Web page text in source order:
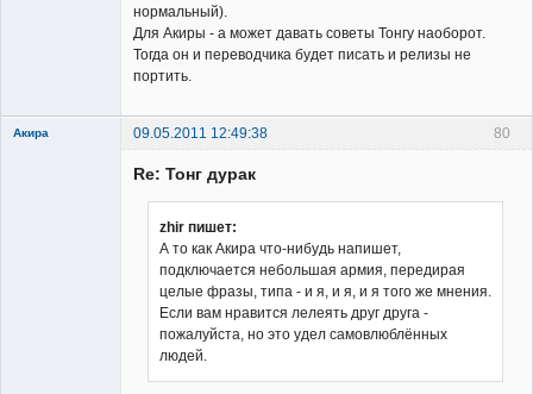
нормальный).
Для Акиры - а может давать советы Тонгу наоборот.
Тогда он и переводчика будет писать и релизы не
портить.
80
Акира 09.05.2011 12:49:38
Re: Тонг дурак
zhir пишет:
А то как Акира что-нибудь напишет,
подключается небольшая армия, передирая
целые фразы, типа - и я, и я, и я того же мнения.
Если вам нравится лелеять друг друга -
пожалуйста, но это удел самовлюблённых
людей.